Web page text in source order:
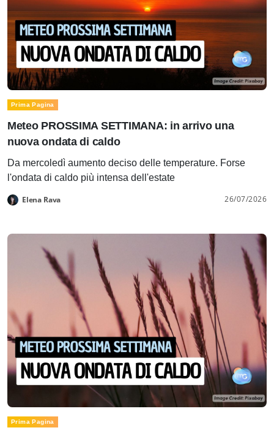
Prima Pagina
Meteo PROSSIMA SETTIMANA: in arrivo una
nuova ondata di caldo
Da mercoledì aumento deciso delle temperature. Forse
l'ondata di caldo più intensa dell'estate
Elena Rava 26/07/2026
Prima Pagina